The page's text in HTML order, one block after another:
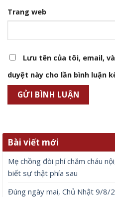
Trang web
Lưu tên của tôi, email,
duyệt này cho lần bình luận
Bài viết mới
Mẹ chồng đòi phí chăm cháu
biết sự thật phía sau
Đúng ngày mai, Chủ Nhật 9/8/